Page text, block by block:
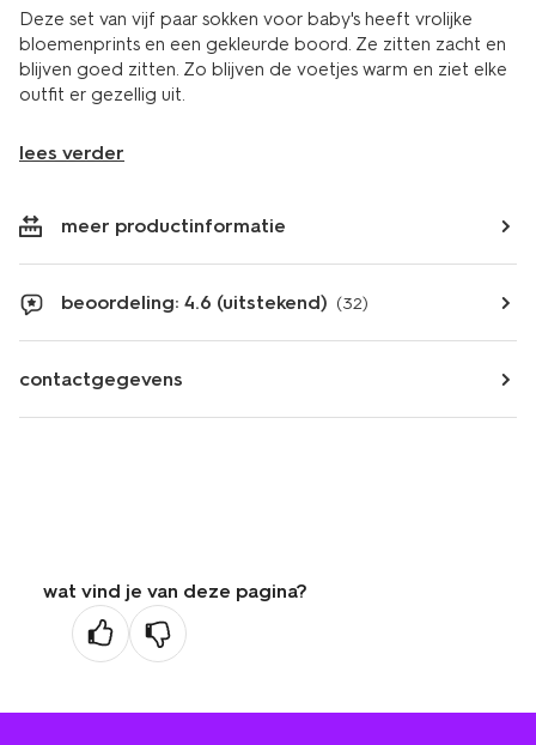
Deze set van vijf paar sokken voor baby's heeft vrolijke
bloemenprints en een gekleurde boord. Ze zitten zacht en
blijven goed zitten. Zo blijven de voetjes warm en ziet elke
outfit er gezellig uit.
lees verder
meer productinformatie
beoordeling: 4.6 (uitstekend) (32)
contactgegevens
wat vind je van deze pagina?